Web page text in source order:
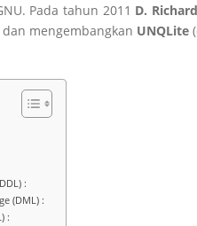
Pada tahun 2011 D.
dan mengembangkan UNQLite
:
(DML) :
: